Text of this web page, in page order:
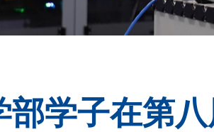
部学子在第